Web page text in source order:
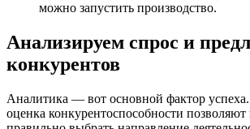
можно запустить производство.
Анализируем спрос и
конкурентов
Аналитика — вот основной фактор
оценка конкурентоспособности позволяют